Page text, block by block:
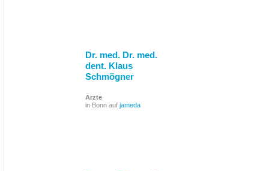
Dr. med. Dr. med.
dent. Klaus
Schmögner
Ärzte
in Bonn auf jameda